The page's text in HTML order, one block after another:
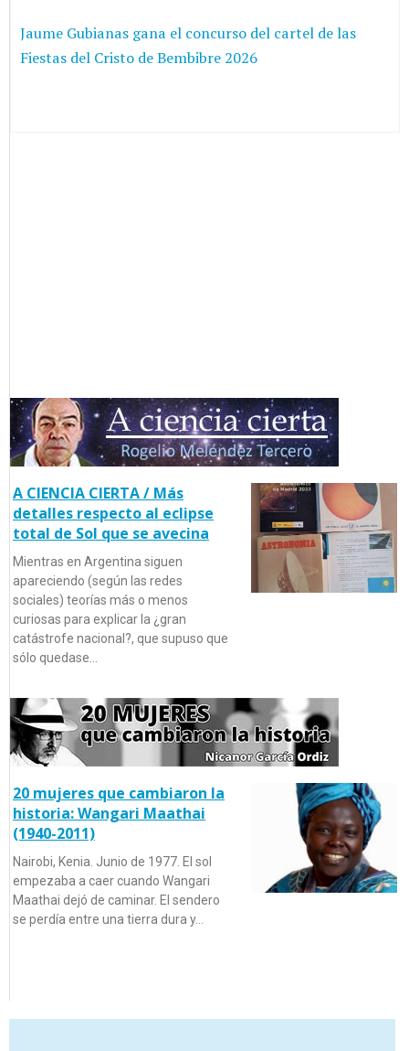
Jaume Gubianas gana el concurso del cartel de las
Fiestas del Cristo de Bembibre 2026
A CIENCIA CIERTA / Más
detalles respecto al eclipse
total de Sol que se avecina
Mientras en Argentina siguen
apareciendo (según las redes
sociales) teorías más o menos
curiosas para explicar la ¿gran
catástrofe nacional?, que supuso que
sólo quedase…
20 mujeres que cambiaron la
historia: Wangari Maathai
(1940-2011)
Nairobi, Kenia. Junio de 1977. El sol
empezaba a caer cuando Wangari
Maathai dejó de caminar. El sendero
se perdía entre una tierra dura y…